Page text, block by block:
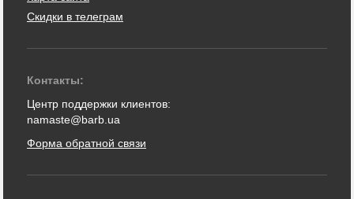
Скидки в телеграм
Контакты:
Центр поддержки клиентов:
namaste@barb.ua
Форма обратной связи